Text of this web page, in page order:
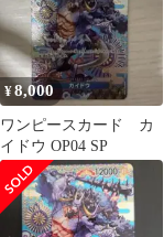
¥8,000
ワンピースカード カ
イドウ OP04 SP